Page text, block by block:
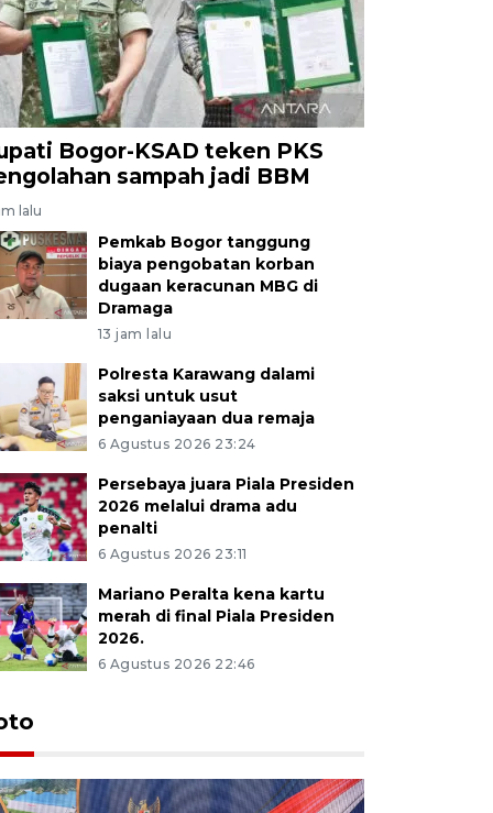
Bogor-KSAD teken PKS
sampah jadi BBM
lalu
Pemkab Bogor tanggung
biaya pengobatan korban
dugaan keracunan MBG di
Dramaga
13 jam lalu
Polresta Karawang dalami
saksi untuk usut
penganiayaan dua remaja
6 Agustus 2026 23:24
Persebaya juara Piala Presiden
2026 melalui drama adu
penalti
6 Agustus 2026 23:11
Mariano Peralta kena kartu
merah di final Piala Presiden
2026.
6 Agustus 2026 22:46